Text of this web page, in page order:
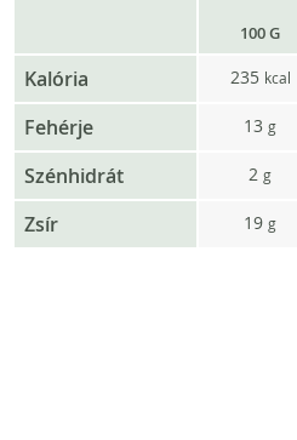
100 G
Kalória 235 kcal
Fehérje 13 g
Szénhidrát 2 g
Zsír 19 g